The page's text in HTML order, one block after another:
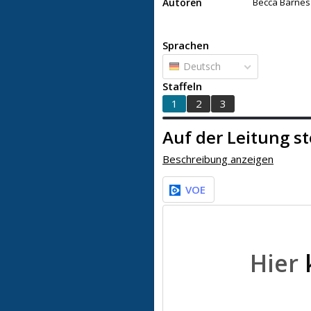
Sprachen
Deutsch
Staffeln
1
2 3
Auf der Leitung
1 2 3
Beschreibung anzeigen
VOE
Hier